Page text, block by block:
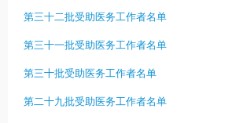
第三十二批受助医务工作者名单
第三十一批受助医务工作者名单
第三十批受助医务工作者名单
第二十九批受助医务工作者名单